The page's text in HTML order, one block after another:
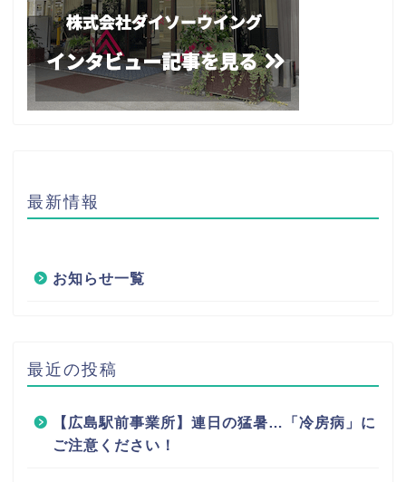
最新情報
お知らせ一覧
最近の投稿
【広島駅前事業所】連日の猛暑…「冷房病」に
ご注意ください！